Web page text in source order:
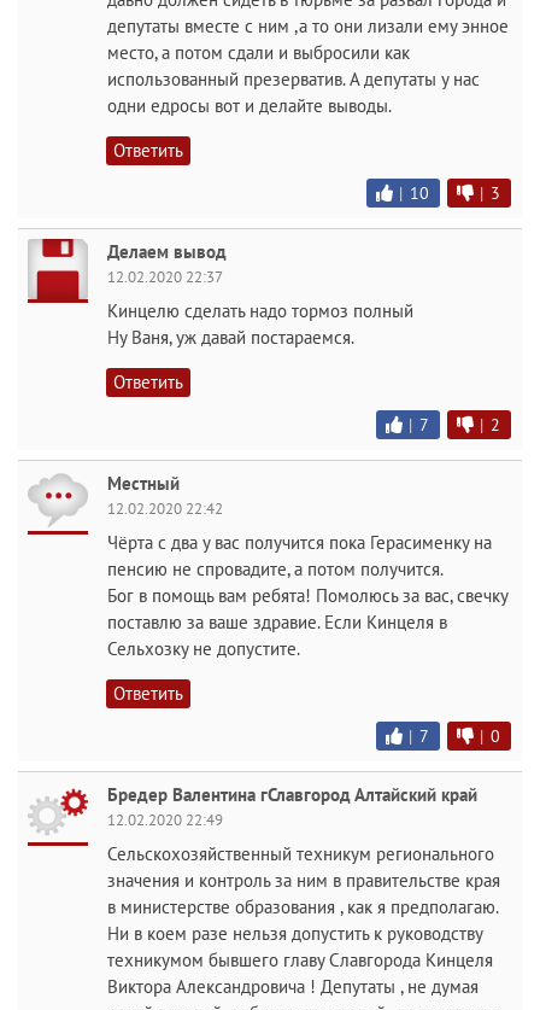
депутаты вместе с ним ,а то они лизали ему энное
место, а потом сдали и выбросили как
использованный презерватив. А депутаты у нас
одни едросы вот и делайте выводы.
Ответить
| 10 | 3
Делаем вывод
12.02.2020 22:37
Кинцелю сделать надо тормоз полный
Ну Ваня, уж давай постараемся.
Ответить
| 7 | 2
Местный
12.02.2020 22:42
Чёрта с два у вас получится пока Герасименку на
пенсию не спровадите, а потом получится.
Бог в помощь вам ребята! Помолюсь за вас, свечку
поставлю за ваше здравие. Если Кинцеля в
Сельхозку не допустите.
Ответить
| 7 | 0
Бредер Валентина гСлавгород Алтайский край
12.02.2020 22:49
Сельскохозяйственный техникум регионального
значения и контроль за ним в правительстве края
в министерстве образования , как я предполагаю.
Ни в коем разе нельзя допустить к руководству
техникумом бывшего главу Славгорода Кинцеля
Виктора Александровича ! Депутаты , не думая